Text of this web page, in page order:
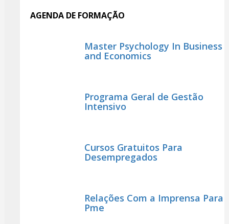
AGENDA DE FORMAÇÃO
Master Psychology In Business
and Economics
Programa Geral de Gestão
Intensivo
Cursos Gratuitos Para
Desempregados
Relações Com a Imprensa Para
Pme